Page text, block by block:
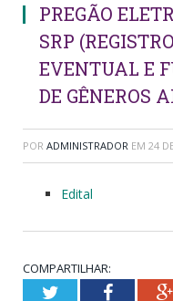
PREGÃO
SRP
EVENTUAL E
DE GÊNEROS
POR ADMINISTRADOR EM 24
Edital
COMPARTILHAR:
TwitterFacebook